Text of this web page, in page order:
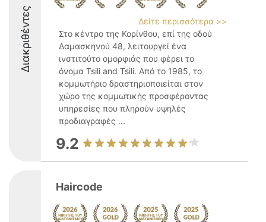
Διακριθέντες
Δείτε περισσότερα >>
Στο κέντρο της Κορίνθου, επί της οδού
Δαμασκηνού 48, λειτουργεί ένα
ινστιτούτο ομορφιάς που φέρει το
όνομα Tsili and Tsili. Από το 1985, το
κομμωτήριο δραστηριοποιείται στον
χώρο της κομμωτικής προσφέροντας
υπηρεσίες που πληρούν υψηλές
προδιαγραφές ...
9.2
Haircode